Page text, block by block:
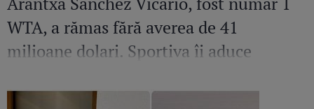
WTA, a rămas fără averea de 41
milioane dolari. Sportiva îi aduce